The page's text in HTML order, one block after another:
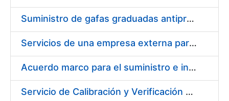
Suministro de gafas graduadas antiproyecciones para los trabajadores de la FNMT-RCM en los centros de trabajo de Madrid y Burgos
Servicios de una empresa externa para el asesoramiento y resolución de los recursos de alzada que se presentan relacionados con procesos de selección para la FNMT-RCM
Acuerdo marco para el suministro e instalación de persianas, estores y otros complementos
Servicio de Calibración y Verificación Externa de los Equipos de Medición del Servicio de Prevención de la FNMT-RCM